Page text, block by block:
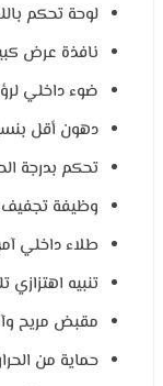
لوحة تحكم
نافذة عرض
ضوء داخلي
دهون أقل بنسبة
تحكم بدرجة الحرارة
وظيفة تجفيف الفواكه
طلاء داخلي
تنبيه اهتزازي
مقبض مريح
حماية من